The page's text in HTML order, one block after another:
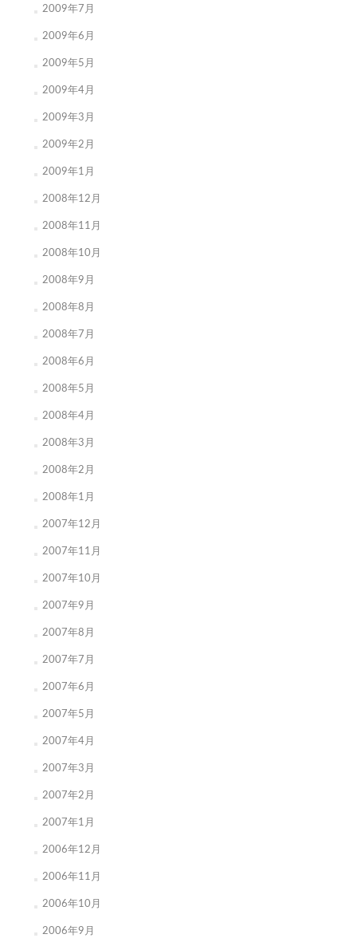
2009年7月
2009年6月
2009年5月
2009年4月
2009年3月
2009年2月
2009年1月
2008年12月
2008年11月
2008年10月
2008年9月
2008年8月
2008年7月
2008年6月
2008年5月
2008年4月
2008年3月
2008年2月
2008年1月
2007年12月
2007年11月
2007年10月
2007年9月
2007年8月
2007年7月
2007年6月
2007年5月
2007年4月
2007年3月
2007年2月
2007年1月
2006年12月
2006年11月
2006年10月
2006年9月